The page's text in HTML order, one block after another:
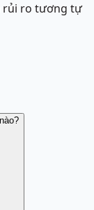
rủi ro tương tự